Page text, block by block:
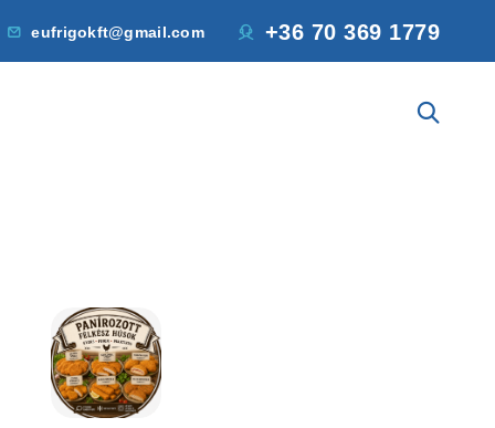
eufrigokft@gmail.com +36 70 369 1779